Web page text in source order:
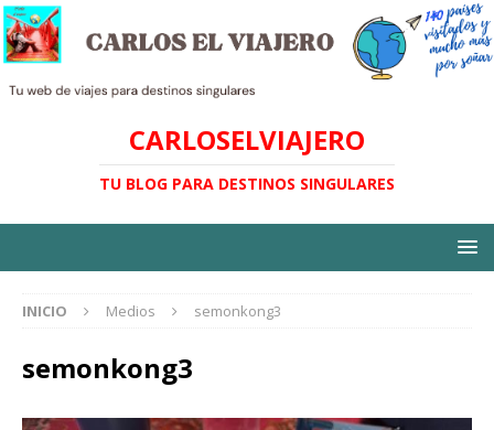
CARLOSELVIAJERO
TU BLOG PARA DESTINOS SINGULARES
INICIO Medios semonkong3
semonkong3